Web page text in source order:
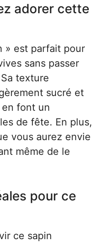
adorer cette
» est parfait pour
sans passer
texture
sucré et
font un
de fête. En plus,
vous aurez envie
même de le
pour ce
ce sapin